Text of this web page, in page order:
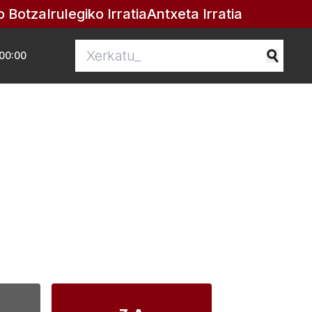
BotzaIrulegiko IrratiaAntxeta Irratia